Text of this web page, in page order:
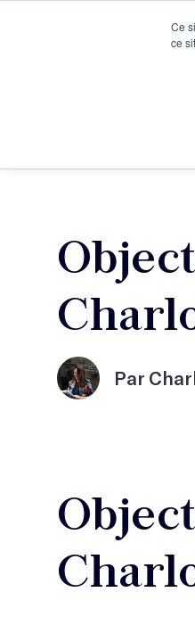
Ce
ce
Je participe à une
Par